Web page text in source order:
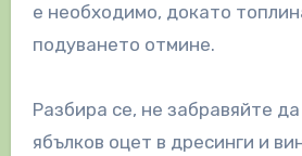
е необходимо, докато
подуването отмине.
Разбира се, не забравяйте
ябълков оцет в дресинги и